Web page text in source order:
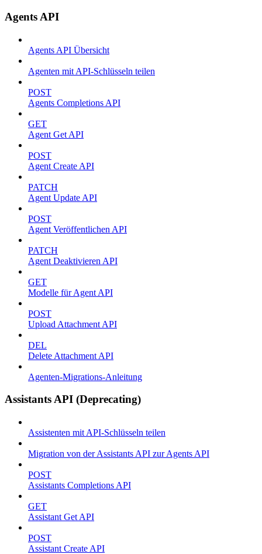
Agents API
Agents API Übersicht
Agenten mit API-Schlüsseln teilen
POST
Agents Completions API
GET
Agent Get API
POST
Agent Create API
PATCH
Agent Update API
POST
Agent Veröffentlichen API
PATCH
Agent Deaktivieren API
GET
Modelle für Agent API
POST
Upload Attachment API
DEL
Delete Attachment API
Agenten-Migrations-Anleitung
Assistants API (Deprecating)
Assistenten mit API-Schlüsseln teilen
Migration von der Assistants API zur Agents API
POST
Assistants Completions API
GET
Assistant Get API
POST
Assistant Create API